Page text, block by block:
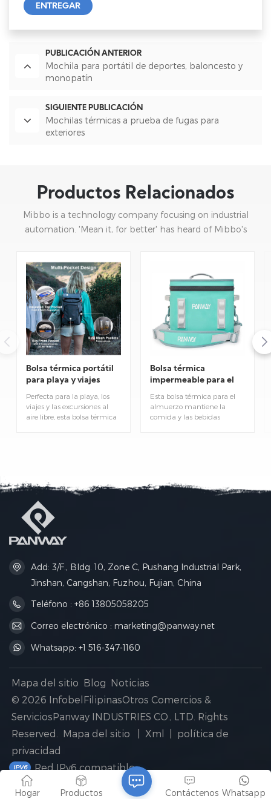
ENTREGAR
PUBLICACIÓN ANTERIOR
Mochila para portátil de deportes, baloncesto y
monopatín
SIGUIENTE PUBLICACIÓN
Mochilas térmicas a prueba de fugas para
exteriores
Productos Relacionados
Mibbo is a technology company focusing on industrial
automation. 'Mean it, for better' has heard of Mibbo's
Bolsa térmica portátil
para playa y viajes
Perfecta para la playa, los
viajes y las excursiones al
aire libre, esta bolsa térmica
ideal para salidas diarias,
acampadas y vacaciones en
la playa.
Bolsa térmica
impermeable para el
almuerzo
Esta bolsa térmica para el
almuerzo mantiene la
comida y las bebidas
picnics al aire libre.
Add: 3/F., Bldg. 10, Zone C, Pushang Industrial Park,
Jinshan, Cangshan, Fuzhou, Fujian, China
Teléfono : +86 13805058205
Correo electrónico : marketing@panway.net
Whatsapp: +1 516-347-1160
Mapa del sitio Blog Noticias
© 2026 InfobelFilipinasOtros Comercios &
ServiciosPanway INDUSTRIES CO., LTD. Rights
Reserved.
Mapa del sitio Xml
política de
privacidad
Red IPv6 compatible
Hogar Productos Whatsapp
Contáctenos